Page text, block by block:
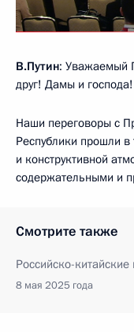
В.Путин: Уважаемый
друг! Дамы и господа!
Наши переговоры с
Республики прошли
и конструктивной
содержательными и
Смотрите также
Российско-
8 мая 2025 года